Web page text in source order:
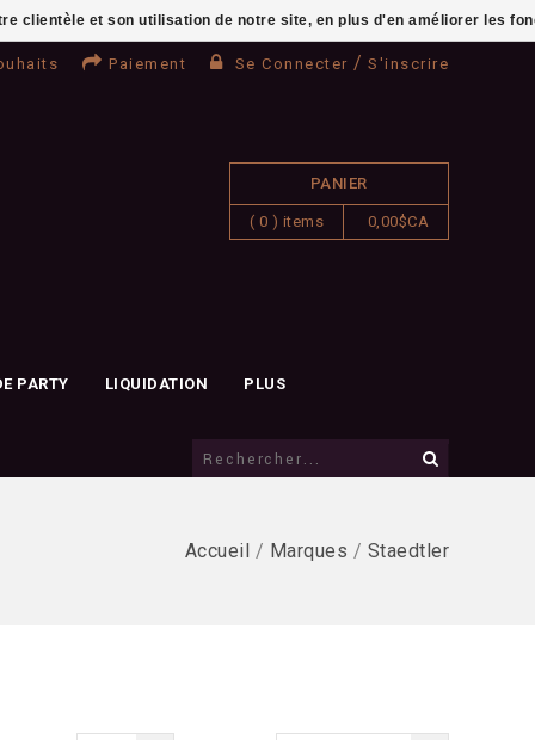
Paiement Se Connecter / S'inscrire
PANIER
( 0 ) items 0,00$CA
PARTY LIQUIDATION PLUS
Accueil / Marques / Staedtler
clientèle et son utilisation de notre site, en plus d'en améliorer les